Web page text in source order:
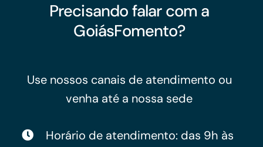
Precisando falar com a
GoiásFomento?
Use nossos canais de atendimento ou
venha até a nossa sede
Horário de atendimento: das 9h às